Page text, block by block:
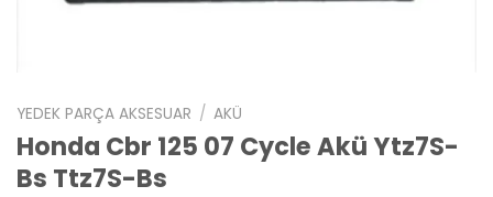
YEDEK PARÇA AKSESUAR / AKÜ
Honda Cbr 125 07 Cycle Akü Ytz7S-
Bs Ttz7S-Bs